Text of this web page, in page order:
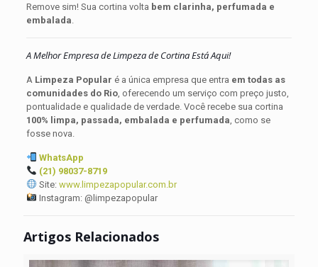
Remove sim! Sua cortina volta bem clarinha, perfumada e
embalada
A Melhor Empresa de Limpeza de Cortina Está Aqui!
A Limpeza Popular é a única empresa que entra em todas as
comunidades do Rio, oferecendo um serviço com preço justo,
pontualidade e qualidade de verdade. Você recebe sua cortina
100% limpa, passada, embalada e perfumada , como se
fosse nova.
WhatsApp
(21) 98037-8719
Site: www.limpezapopular.com.br
Instagram: @limpezapopular
Artigos Relacionados